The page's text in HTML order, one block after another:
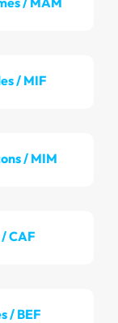
/ MIF
/ MIM
CAF
/ BEF